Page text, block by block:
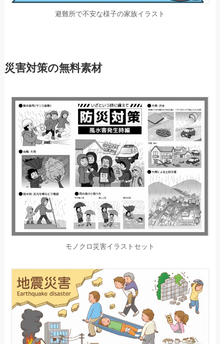
避難所で不安な様子の家族イラスト
災害対策の無料素材
モノクロ災害イラストセット